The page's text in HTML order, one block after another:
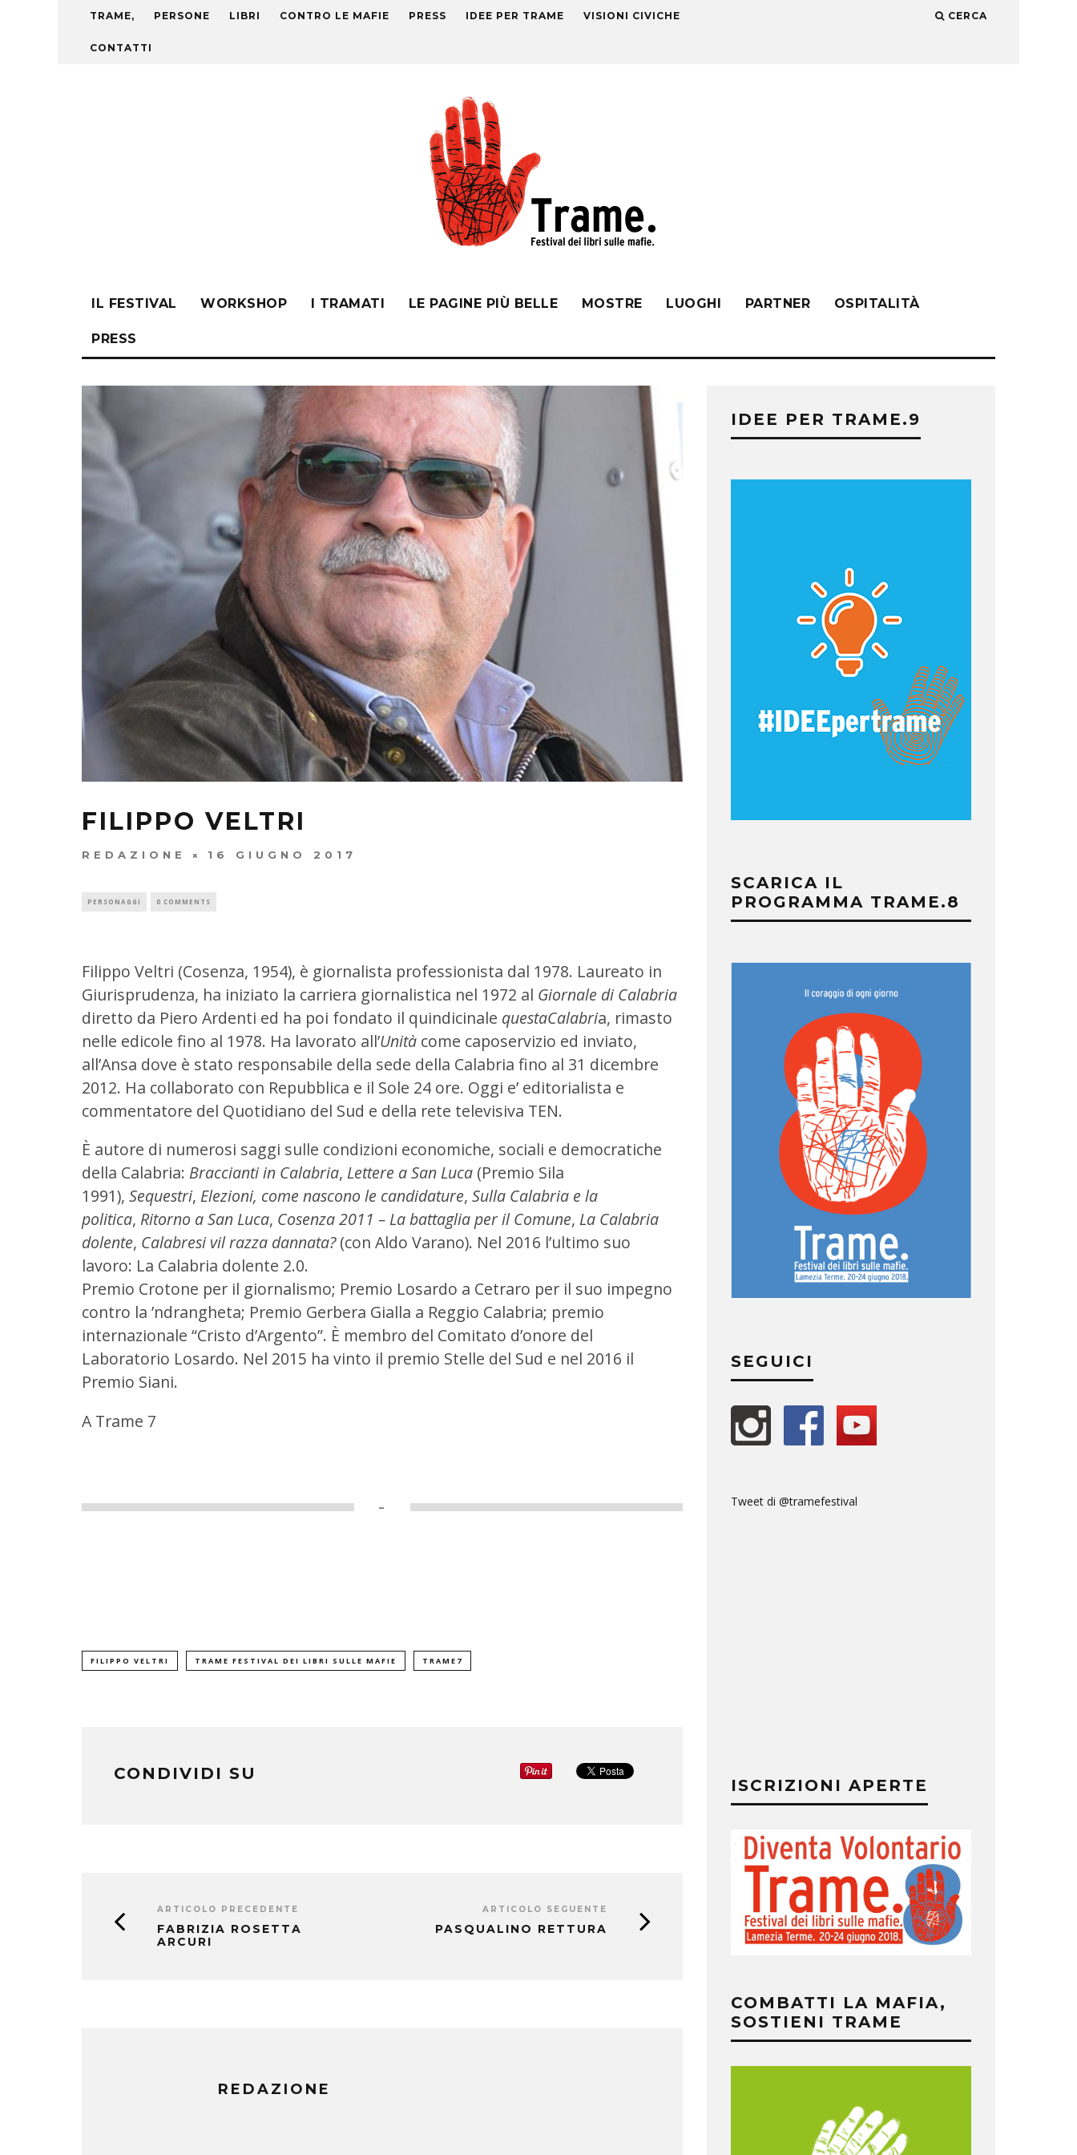
TRAME, PERSONE LIBRI CONTRO LE MAFIE PRESS IDEE PER TRAME VISIONI CIVICHE
CONTATTI
CERCA
IL FESTIVAL WORKSHOP I TRAMATI LE PAGINE PIÙ BELLE MOSTRE LUOGHI PARTNER OSPITALITÀ
PRESS
FILIPPO VELTRI
REDAZIONE 16 GIUGNO 2017
PERSONAGGI 0 COMMENTS
Filippo Veltri (Cosenza, 1954), è giornalista professionista dal 1978. Laureato in
Giurisprudenza, ha iniziato la carriera giornalistica nel 1972 al Giornale di Calabria
diretto da Piero Ardenti ed ha poi fondato il quindicinale questaCalabria, rimasto
nelle edicole fino al 1978. Ha lavorato all’Unità come caposervizio ed inviato,
all’Ansa dove è stato responsabile della sede della Calabria fino al 31 dicembre
2012. Ha collaborato con Repubblica e il Sole 24 ore. Oggi e’ editorialista e
commentatore del Quotidiano del Sud e della rete televisiva TEN.
È autore di numerosi saggi sulle condizioni economiche, sociali e democratiche
della Calabria: Braccianti in Calabria, Lettere a San Luca (Premio Sila
1991), Sequestri, Elezioni, come nascono le candidature, Sulla Calabria e la
politica, Ritorno a San Luca, Cosenza 2011 – La battaglia per il Comune, La Calabria
dolente, Calabresi vil razza dannata?(con Aldo Varano). Nel 2016 l’ultimo suo
lavoro: La Calabria dolente 2.0.
Premio Crotone per il giornalismo; Premio Losardo a Cetraro per il suo impegno
contro la ’ndrangheta; Premio Gerbera Gialla a Reggio Calabria; premio
internazionale “Cristo d’Argento”. È membro del Comitato d’onore del
Laboratorio Losardo. Nel 2015 ha vinto il premio Stelle del Sud e nel 2016 il
Premio Siani.
A Trame 7
–
FILIPPO VELTRI TRAME FESTIVAL DEI LIBRI SULLE MAFIE TRAME7
CONDIVIDI SU
ARTICOLO PRECEDENTE
FABRIZIA ROSETTA
ARCURI
ARTICOLO SEGUENTE
PASQUALINO RETTURA
REDAZIONE
IDEE PER TRAME.9
SCARICA IL
PROGRAMMA TRAME.8
SEGUICI
Tweet di @tramefestival
ISCRIZIONI APERTE
COMBATTI LA MAFIA,
SOSTIENI TRAME